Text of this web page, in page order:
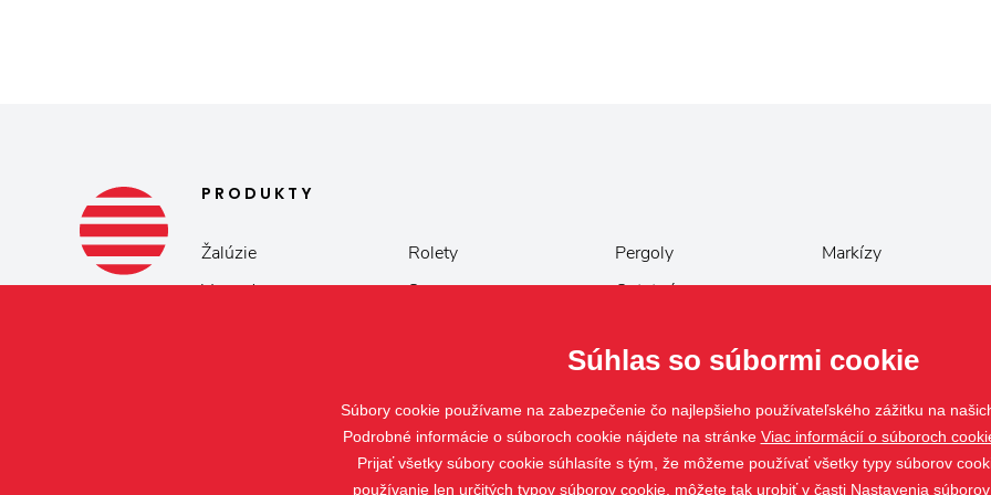
PRODUKTY
Žalúzie Rolety Pergoly
Markízy
Verandy
Screeny Ostatné
Súhlas so súbormi cookie
Súbory cookie používame na zabezpečenie čo najlepšieho používateľského zážitku na
Podrobné informácie o súboroch cookie nájdete na stránke Viac informácií o súboroch
Prijať všetky súbory cookie súhlasíte s tým, že môžeme používať všetky typy súborov
používanie len určitých typov súborov cookie, môžete tak urobiť v časti Nastavenia